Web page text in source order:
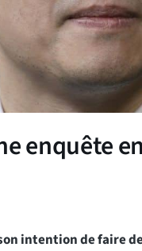
enquête
intention de faire